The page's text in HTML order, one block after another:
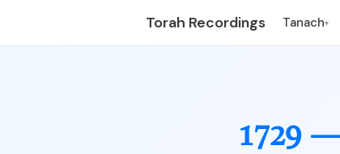
Torah Recordings Tanach▾
1729